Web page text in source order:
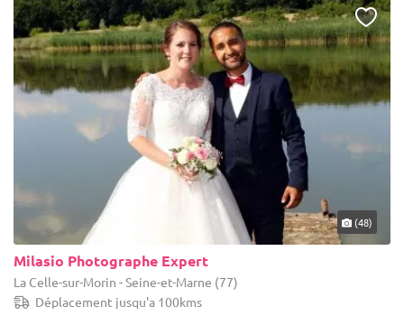
(48)
Milasio Photographe Expert
La Celle-sur-Morin - Seine-et-Marne (77)
Déplacement jusqu'a 100kms